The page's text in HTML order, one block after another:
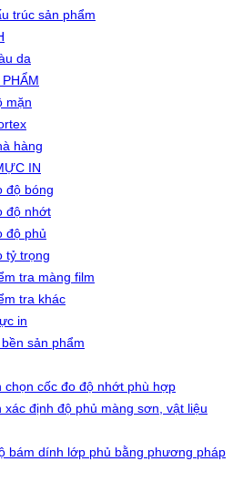
trúc sản phẩm
da
mặn
hàng
IN
độ bóng
độ nhớt
độ phủ
tỷ trọng
tra màng film
tra khác
in
sản phẩm
chọn cốc đo độ nhớt phù hợp
xác định độ phủ màng sơn, vật liệu
bám dính lớp phủ bằng phương pháp